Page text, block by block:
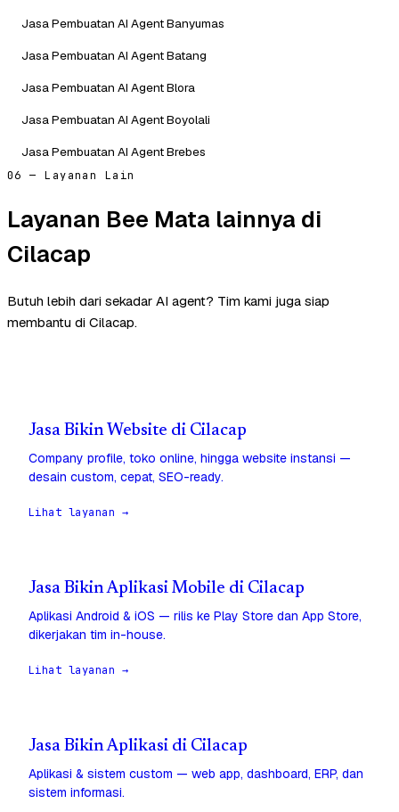
Jasa Pembuatan AI Agent Banyumas
Jasa Pembuatan AI Agent Batang
Jasa Pembuatan AI Agent Blora
Jasa Pembuatan AI Agent Boyolali
Jasa Pembuatan AI Agent Brebes
06 — Layanan Lain
Layanan Bee Mata lainnya di
Cilacap
Butuh lebih dari sekadar AI agent? Tim kami juga siap
membantu di Cilacap.
Jasa Bikin Website di Cilacap
Company profile, toko online, hingga website instansi —
desain custom, cepat, SEO-ready.
Lihat layanan →
Jasa Bikin Aplikasi Mobile di Cilacap
Aplikasi Android & iOS — rilis ke Play Store dan App Store,
dikerjakan tim in-house.
Lihat layanan →
Jasa Bikin Aplikasi di Cilacap
Aplikasi & sistem custom — web app, dashboard, ERP, dan
sistem informasi.